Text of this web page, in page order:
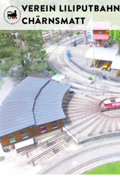
Verein Liliputbahn
Chärnsmatt